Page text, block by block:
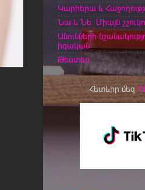
Կարիերա և
Նա և Նե. Միայն
Անունների
իգական
Թեստեր
Հետևիր մեզ